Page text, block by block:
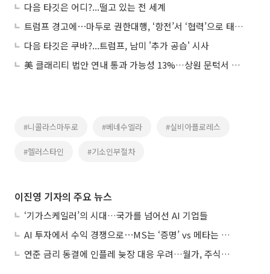
다음 타깃은 어디?...떨고 있는 전 세계
트럼프 경고에⋯마두로 권한대행, ‘항전’서 ‘협력’으로 태세 전환
다음 타깃은 쿠바?...트럼프, 남미 '추가 공습' 시사
美 클래리티 법안 연내 통과 가능성 13%…상원 문턱서 제동
#니콜라스마두로 #베네수엘라 #실비아플로레스
#헬러스타인 #기소인부절차
이진영 기자의 주요 뉴스
‘기가스케일러’의 시대…국가를 넘어선 AI 기업들
AI 투자에서 수익 경쟁으로⋯MS는 ‘증명’ vs 메타는 ‘숙제’
연준 금리 동결에 인플레 늦장 대응 우려…월가, 주식도 채권도 던졌다